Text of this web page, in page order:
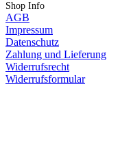
Shop Info
AGB
Impressum
Datenschutz
Zahlung und Lieferung
Widerrufsrecht
Widerrufsformular